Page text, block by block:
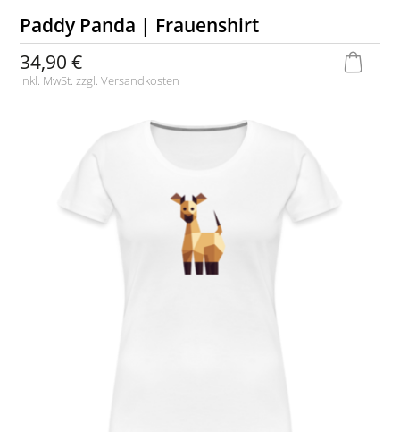
Paddy Panda | Frauenshirt
34,90 €
inkl. MwSt. zzgl.Versandkosten